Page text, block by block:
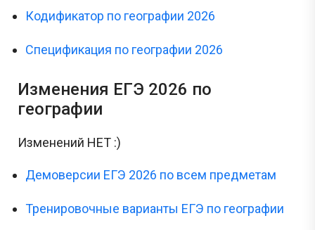
Кодификатор по географии 2026
Спецификация по географии 2026
Изменения ЕГЭ 2026 по
географии
Изменений НЕТ :)
Демоверсии ЕГЭ 2026 по всем предметам
Тренировочные варианты ЕГЭ по географии